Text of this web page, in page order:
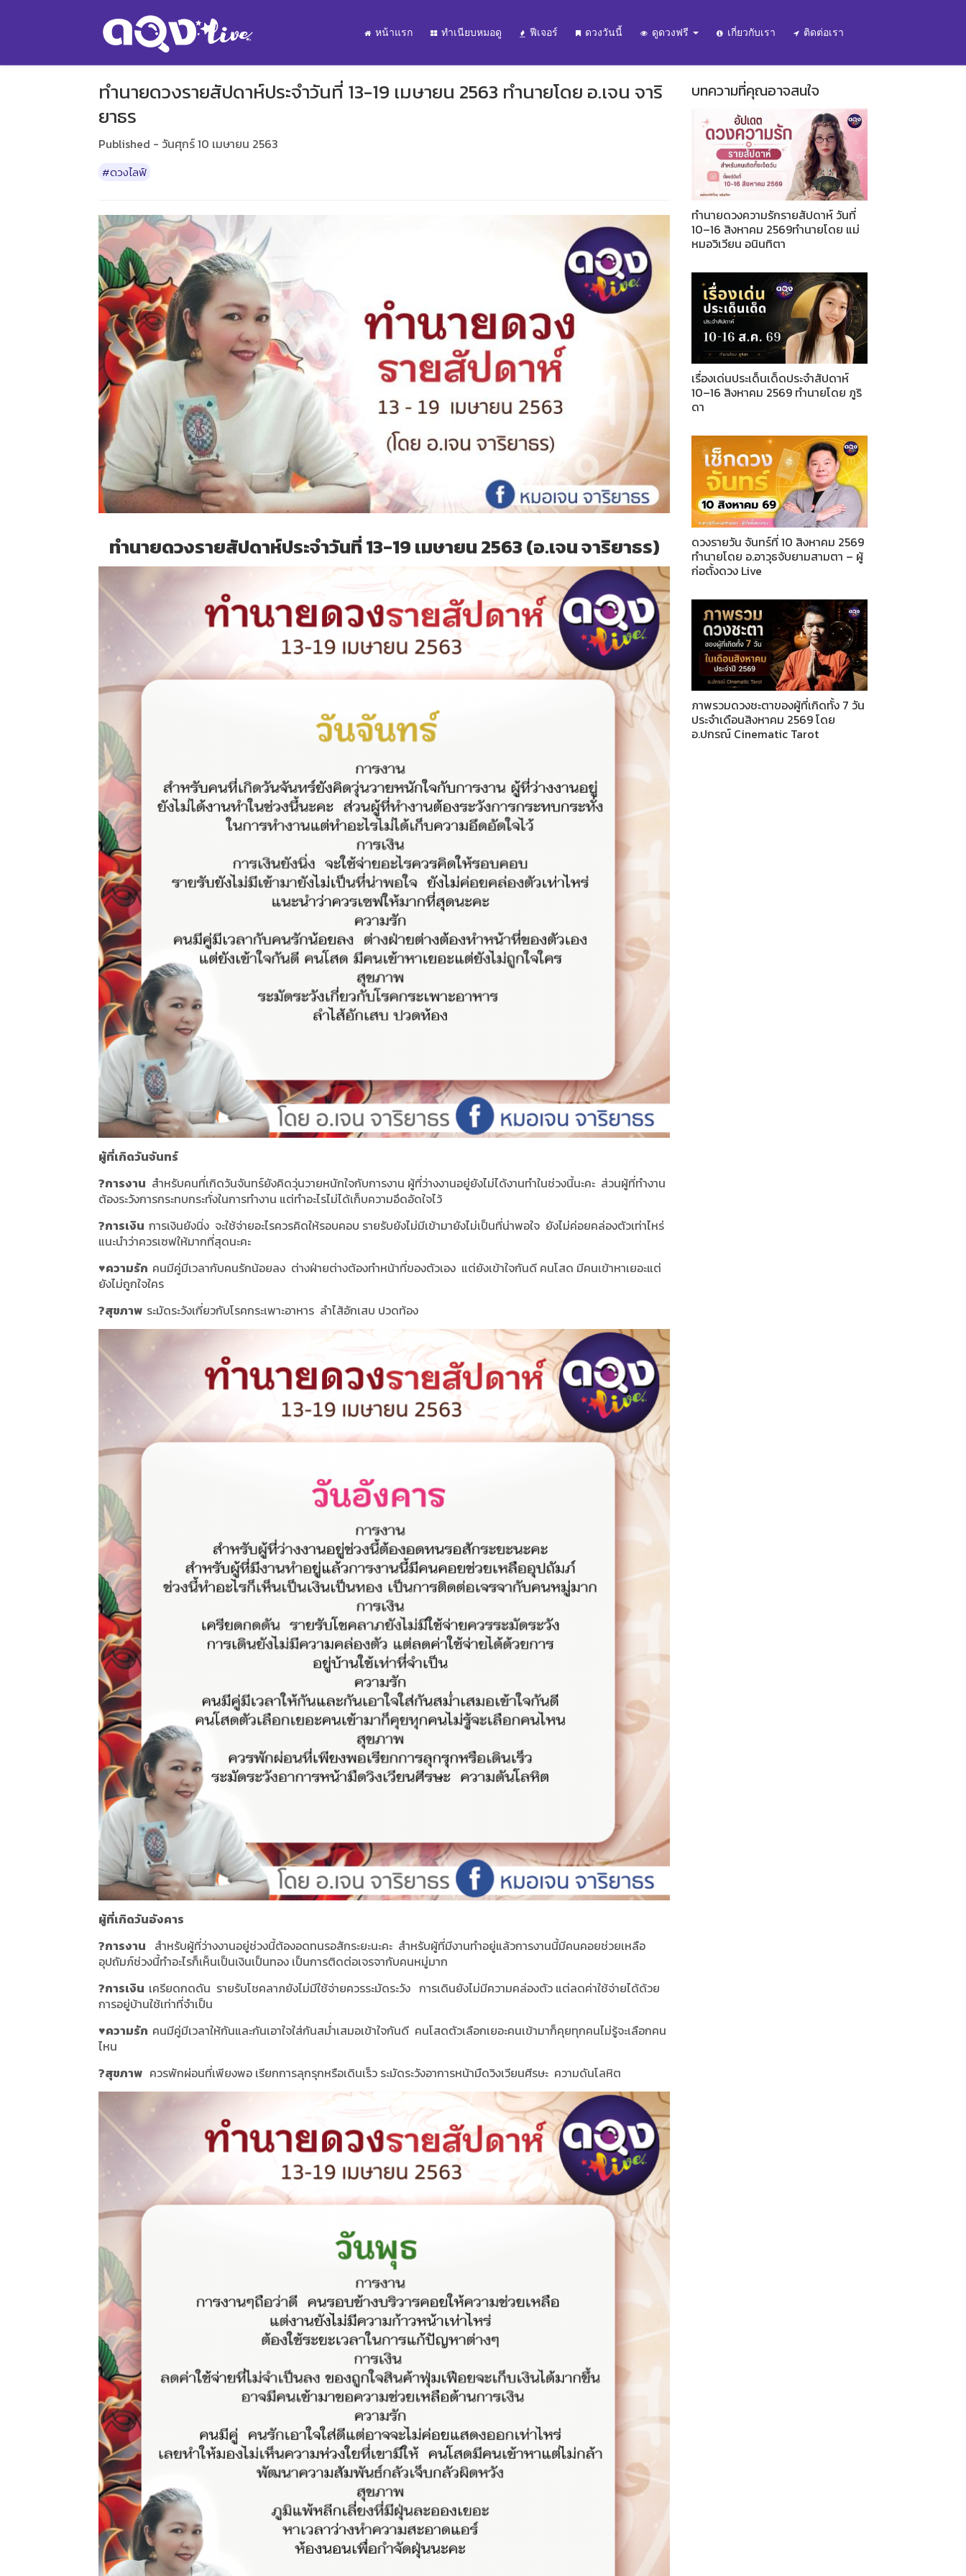
หน้าแรก ทำเนียบหมอดู ฟีเจอร์ ดวงวันนี้ ดูดวงฟรี เกี่ยวกับเรา ติดต่อเรา
ทำนายดวงรายสัปดาห์ประจำวันที่ 13-19 เมษายน 2563 ทำนายโดย อ.เจน จาริ
ยาธร
Published - วันศุกร์ 10 เมษายน 2563
#ดวงไลฟ์
ทำนายดวงรายสัปดาห์ประจำวันที่ 13-19เมษายน 2563 (อ.เจน จาริยาธร)
ผู้ที่เกิดวันจันทร์
?การงาน สำหรับคนที่เกิดวันจันทร์ยังคิดวุ่นวายหนักใจกับการงาน ผู้ที่ว่างงานอยู่ยังไม่ได้งานทำในช่วงนี้นะคะ ส่วนผู้ที่ทำงาน
ต้องระวังการกระทบกระทั่งในการทำงาน แต่ทำอะไรไม่ได้เก็บความอึดอัดใจไว้
?การเงิน การเงินยังนิ่ง จะใช้จ่ายอะไรควรคิดให้รอบคอบ รายรับยังไม่มีเข้ามายังไม่เป็นที่น่าพอใจ ยังไม่ค่อยคล่องตัวเท่าไหร่
แนะนำว่าควรเซฟให้มากที่สุดนะคะ
♥️ความรัก คนมีคู่มีเวลากับคนรักน้อยลง ต่างฝ่ายต่างต้องทำหน้าที่ของตัวเอง แต่ยังเข้าใจกันดี คนโสด มีคนเข้าหาเยอะแต่
ยังไม่ถูกใจใคร
?สุขภาพ ระมัดระวังเกี่ยวกับโรคกระเพาะอาหาร ลำไส้อักเสบ ปวดท้อง
ผู้ที่เกิดวันอังคาร
?การงาน สำหรับผู้ที่ว่างงานอยู่ช่วงนี้ต้องอดทนรอสักระยะนะคะ สำหรับผู้ที่มีงานทำอยู่แล้วการงานนี้มีคนคอยช่วยเหลือ
อุปถัมภ์ช่วงนี้ทำอะไรก็เห็นเป็นเงินเป็นทอง เป็นการติดต่อเจรจากับคนหมู่มาก
?การเงิน เครียดกดดัน รายรับโชคลาภยังไม่มีใช้จ่ายควรระมัดระวัง การเดินยังไม่มีความคล่องตัว แต่ลดค่าใช้จ่ายได้ด้วย
การอยู่บ้านใช้เท่าที่จำเป็น
♥️ความรัก คนมีคู่มีเวลาให้กันและกันเอาใจใส่กันสม่ำเสมอเข้าใจกันดี คนโสดตัวเลือกเยอะคนเข้ามาก็คุยทุกคนไม่รู้จะเลือกคน
ไหน
?สุขภาพ ควรพักผ่อนที่เพียงพอ เรียกการลุกรุกหรือเดินเร็ว ระมัดระวังอาการหน้ามืดวิงเวียนศีรษะ ความดันโลหิต
บทความที่คุณอาจสนใจ
ทำนายดวงความรักรายสัปดาห์ วันที่
10–16 สิงหาคม 2569ทำนายโดย แม่
หมอวิเวียน อนินทิตา
เรื่องเด่นประเด็นเด็ดประจำสัปดาห์
10–16 สิงหาคม 2569 ทำนายโดย ภูริ
ดา
ดวงรายวัน จันทร์ที่ 10 สิงหาคม 2569
ทำนายโดย อ.อาวุธจับยามสามตา – ผู้
ก่อตั้งดวง Live
ภาพรวมดวงชะตาของผู้ที่เกิดทั้ง 7 วัน
ประจำเดือนสิงหาคม 2569 โดย
อ.ปกรณ์ Cinematic Tarot